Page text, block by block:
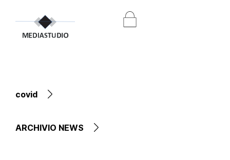
covid
ARCHIVIO NEWS